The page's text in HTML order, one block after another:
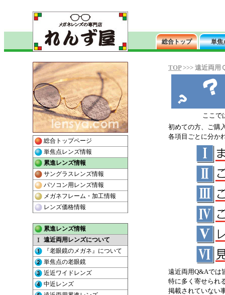
TOP>>> 遠近両用
ここで
初めての方、ご購
各項目ごとに分か
遠近両用Q&Aでは
特に多く寄せられ
掲載されていない